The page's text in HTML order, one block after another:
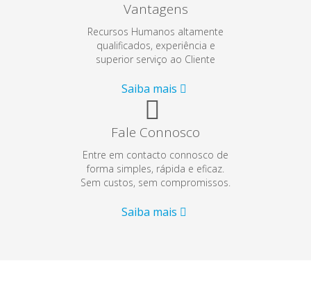
Vantagens
Recursos Humanos altamente
qualificados, experiência e
superior serviço ao Cliente
Saiba mais
Fale Connosco
Entre em contacto connosco de
forma simples, rápida e eficaz.
Sem custos, sem compromissos.
Saiba mais